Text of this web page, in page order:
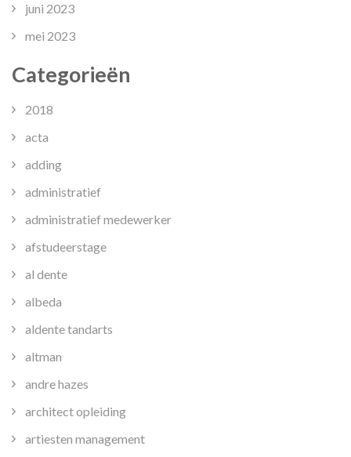
juni 2023
mei 2023
Categorieën
2018
acta
adding
administratief
administratief medewerker
afstudeerstage
al dente
albeda
aldente tandarts
altman
andre hazes
architect opleiding
artiesten management